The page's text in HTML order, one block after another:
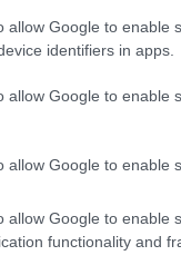
allow Google to enable
identifiers in apps.
allow Google to enable
allow Google to enable
allow Google to enable
functionality and
Κοζάνης από
και σίγουρα